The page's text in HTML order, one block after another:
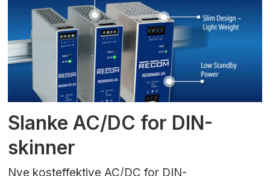
Slanke AC/DC for DIN-
skinner
Nye kosteffektive AC/DC for DIN-